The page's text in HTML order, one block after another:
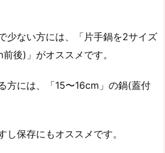
少ない方には、「片手鍋を2サイズ
後)」がオススメです。
方には、「15〜16cm」の鍋(蓋付
し保存にもオススメです。